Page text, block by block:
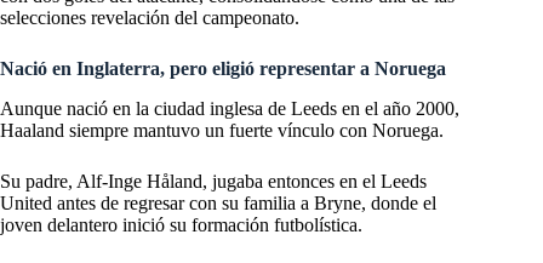
selecciones revelación del campeonato.
Nació en Inglaterra, pero eligió representar a Noruega
Aunque nació en la ciudad inglesa de Leeds en el año 2000,
Haaland siempre mantuvo un fuerte vínculo con Noruega.
Su padre, Alf-Inge Håland, jugaba entonces en el Leeds
United antes de regresar con su familia a Bryne, donde el
joven delantero inició su formación futbolística.